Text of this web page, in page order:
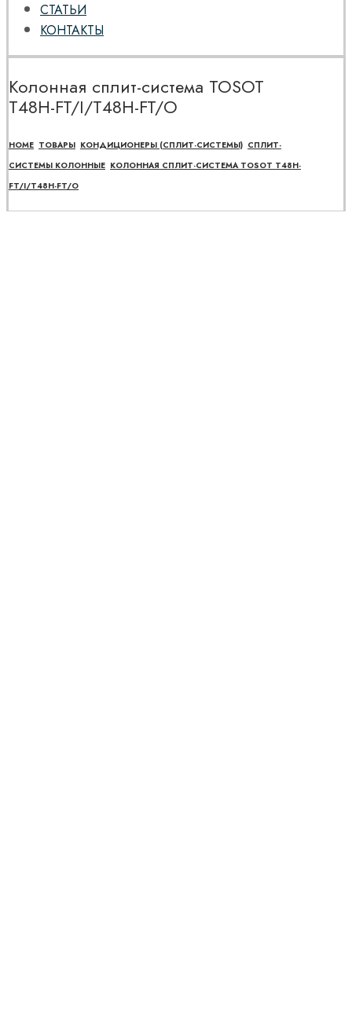
СТАТЬИ
КОНТАКТЫ
Колонная сплит-система TOSOT
Т48H-FT/I/Т48H-FT/O
HOME ТОВАРЫ КОНДИЦИОНЕРЫ (СПЛИТ-СИСТЕМЫ) СПЛИТ-
СИСТЕМЫ КОЛОННЫЕ КОЛОННАЯ СПЛИТ-СИСТЕМА TOSOT Т48H-
FT/I/Т48H-FT/O